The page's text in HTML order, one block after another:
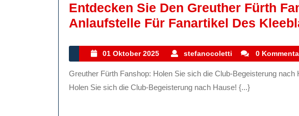
Welt
Der
Entdecken Sie Den Greuther Fürth
Anlaufstelle Für Fanartikel Des
01 Oktober 2025
01
Oktober
2025
stefanocoletti stefanocoletti
0
Greuther Fürth Fanshop: Holen Sie sich die Club-Begeisterung nach Hause! Greuther Fürth Fanshop:
Holen Sie sich die Club-Begeisterung nach Hause! {...}